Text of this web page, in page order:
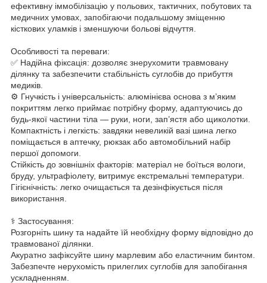
ефективну іммобілізацію у польових, тактичних, побутових та
медичних умовах, запобігаючи подальшому зміщенню
кісткових уламків і зменшуючи больові відчуття.
Особливості та переваги:
✅ Надійна фіксація: дозволяє знерухомити травмовану
ділянку та забезпечити стабільність суглобів до прибуття
медиків.
⚙️ Гнучкість і універсальність: алюмінієва основа з м’яким
покриттям легко приймає потрібну форму, адаптуючись до
будь-якої частини тіла — руки, ноги, зап’ястя або щиколотки.
Компактність і легкість: завдяки невеликій вазі шина легко
поміщається в аптечку, рюкзак або автомобільний набір
першої допомоги.
Стійкість до зовнішніх факторів: матеріал не боїться вологи,
бруду, ультрафіолету, витримує екстремальні температури.
Гігієнічність: легко очищається та дезінфікується після
використання.
⚕️ Застосування:
Розгорніть шину та надайте їй необхідну форму відповідно до
травмованої ділянки.
Акуратно зафіксуйте шину марлевим або еластичним бинтом.
Забезпечте нерухомість прилеглих суглобів для запобігання
ускладненням.